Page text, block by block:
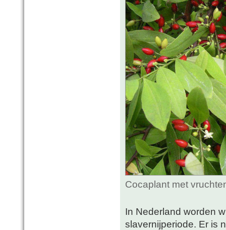
Cocaplant met
In Nederland worden
slavernijperiode. Er is